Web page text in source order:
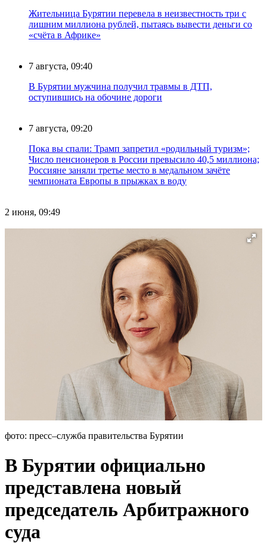
Жительница Бурятии перевела в неизвестность три с
лишним миллиона рублей, пытаясь вывести деньги со
«счёта в Африке»
7 августа, 09:40
В Бурятии мужчина получил травмы в ДТП,
оступившись на обочине дороги
7 августа, 09:20
Пока вы спали: Трамп запретил «родильный туризм»;
Число пенсионеров в России превысило 40,5 миллиона;
Россияне заняли третье место в медальном зачёте
чемпионата Европы в прыжках в воду
2 июня, 09:49
фото: пресс–служба правительства Бурятии
В Бурятии официально
представлена новый
председатель Арбитражного
суда